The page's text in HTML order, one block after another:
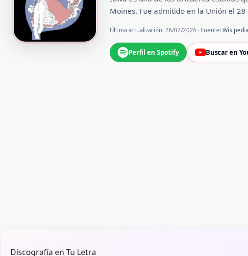
Moines. Fue admitido en la Unión el
Última actualización: 26/07/2026 · Fuente: Wikipedia
Perfil en Spotify Buscar en
Discografía en Tu Letra